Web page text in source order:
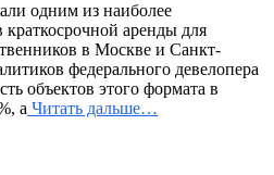
одним из наиболее
аренды для
в Москве и Санкт-
федерального девелопера
объектов этого формата в
а Читать дальше…